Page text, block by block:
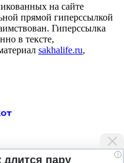
на сайте
прямой гиперссылкой
Гиперссылка
в тексте,
sakhalife.ru,
i
длится пару